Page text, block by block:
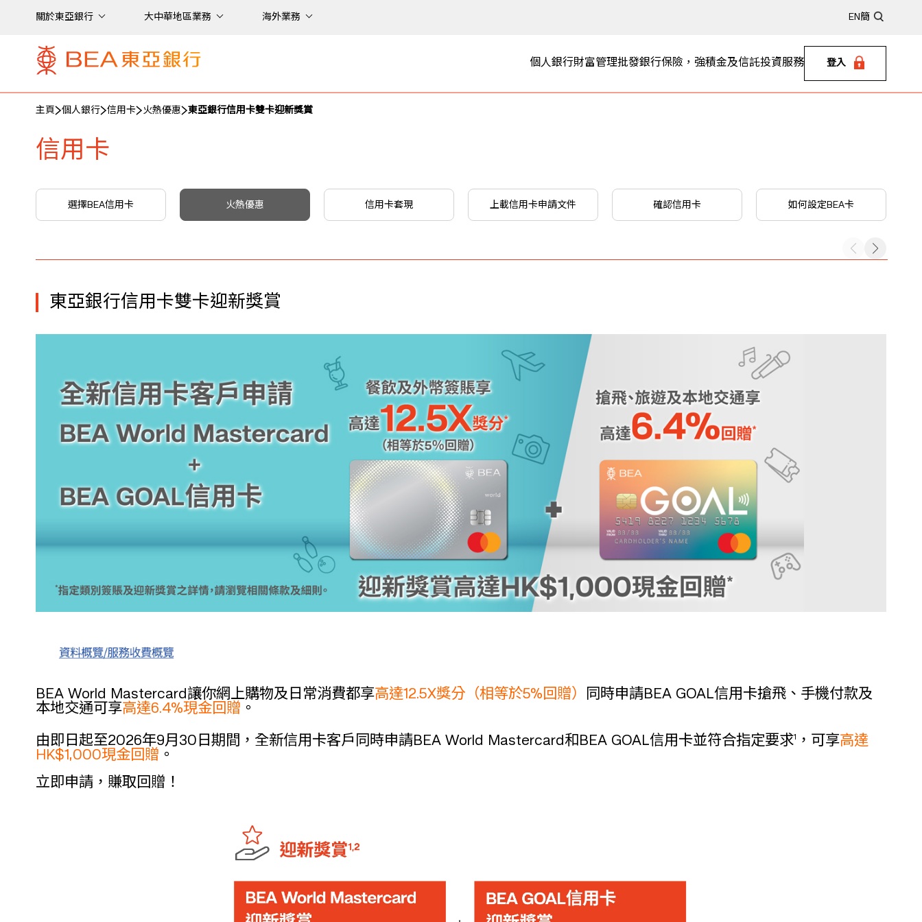
關於東亞銀行 大中華地區業務 海外業務 EN 簡
個人銀行財富管理批發銀行保險，強積金及信託投資服務 登入
主頁 個人銀行 信用卡 火熱優惠 東亞銀行信用卡雙卡迎新獎賞
信用卡
選擇BEA信用卡 火熱優惠 信用卡套現 上載信用卡申請文件 確認信用卡 如何設定BEA卡
東亞銀行信用卡雙卡迎新獎賞
BEA World Mastercard讓你網上購物及日常消費都享高達12.5X獎分（相等於5%回贈）
同時申請BEA GOAL信用卡搶飛、手機付款及
本地交通可享高達6.4%現金回贈 。
由即日起至2026年9月30日期間，全新信用卡客戶同時申請BEA World Mastercard和BEA GOAL信用卡並符合指定要求1 ，可享高達
HK$1,000現金回贈 。
立即申請，賺取回贈！